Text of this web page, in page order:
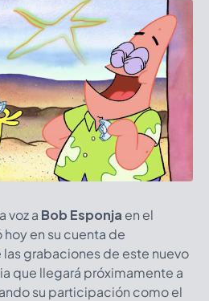
voz a Bob Esponja en el
en su cuenta de
las grabaciones de este nuevo
que llegará próximamente a
su participación como el